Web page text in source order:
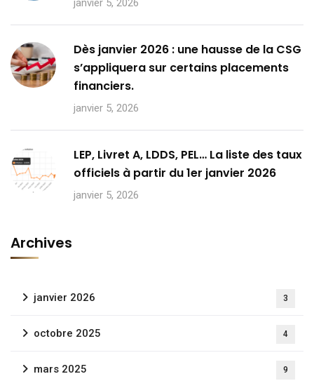
janvier 5, 2026
Dès janvier 2026 : une hausse de la CSG
s’appliquera sur certains placements
financiers.
janvier 5, 2026
LEP, Livret A, LDDS, PEL… La liste des taux
officiels à partir du 1er janvier 2026
janvier 5, 2026
Archives
janvier 2026 3
octobre 2025 4
mars 2025 9